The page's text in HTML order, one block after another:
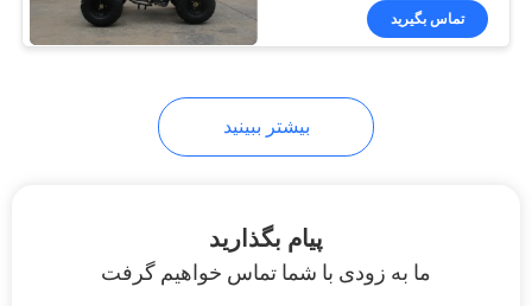
تماس بگیرید
بیشتر ببینید
پیام بگذارید
ما به زودی با شما تماس خواهیم گرفت